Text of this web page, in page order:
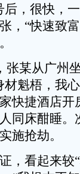
后，很快，
，“快速致
某从广州坐
材魁梧，我
快捷酒店
同床酣睡
施抢劫。
看起来较“